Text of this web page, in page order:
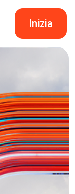
Inizia